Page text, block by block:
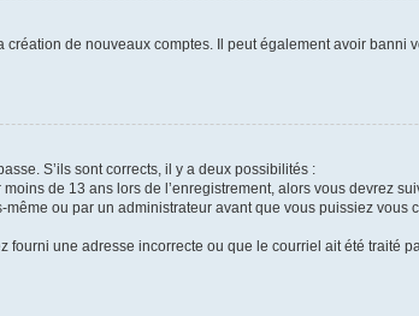
création de nouveaux comptes. Il peut également avoir
S’ils sont corrects, il y a deux possibilités :
de 13 ans lors de l’enregistrement, alors vous devrez
ou par un administrateur avant que vous puissiez
fourni une adresse incorrecte ou que le courriel ait été traité